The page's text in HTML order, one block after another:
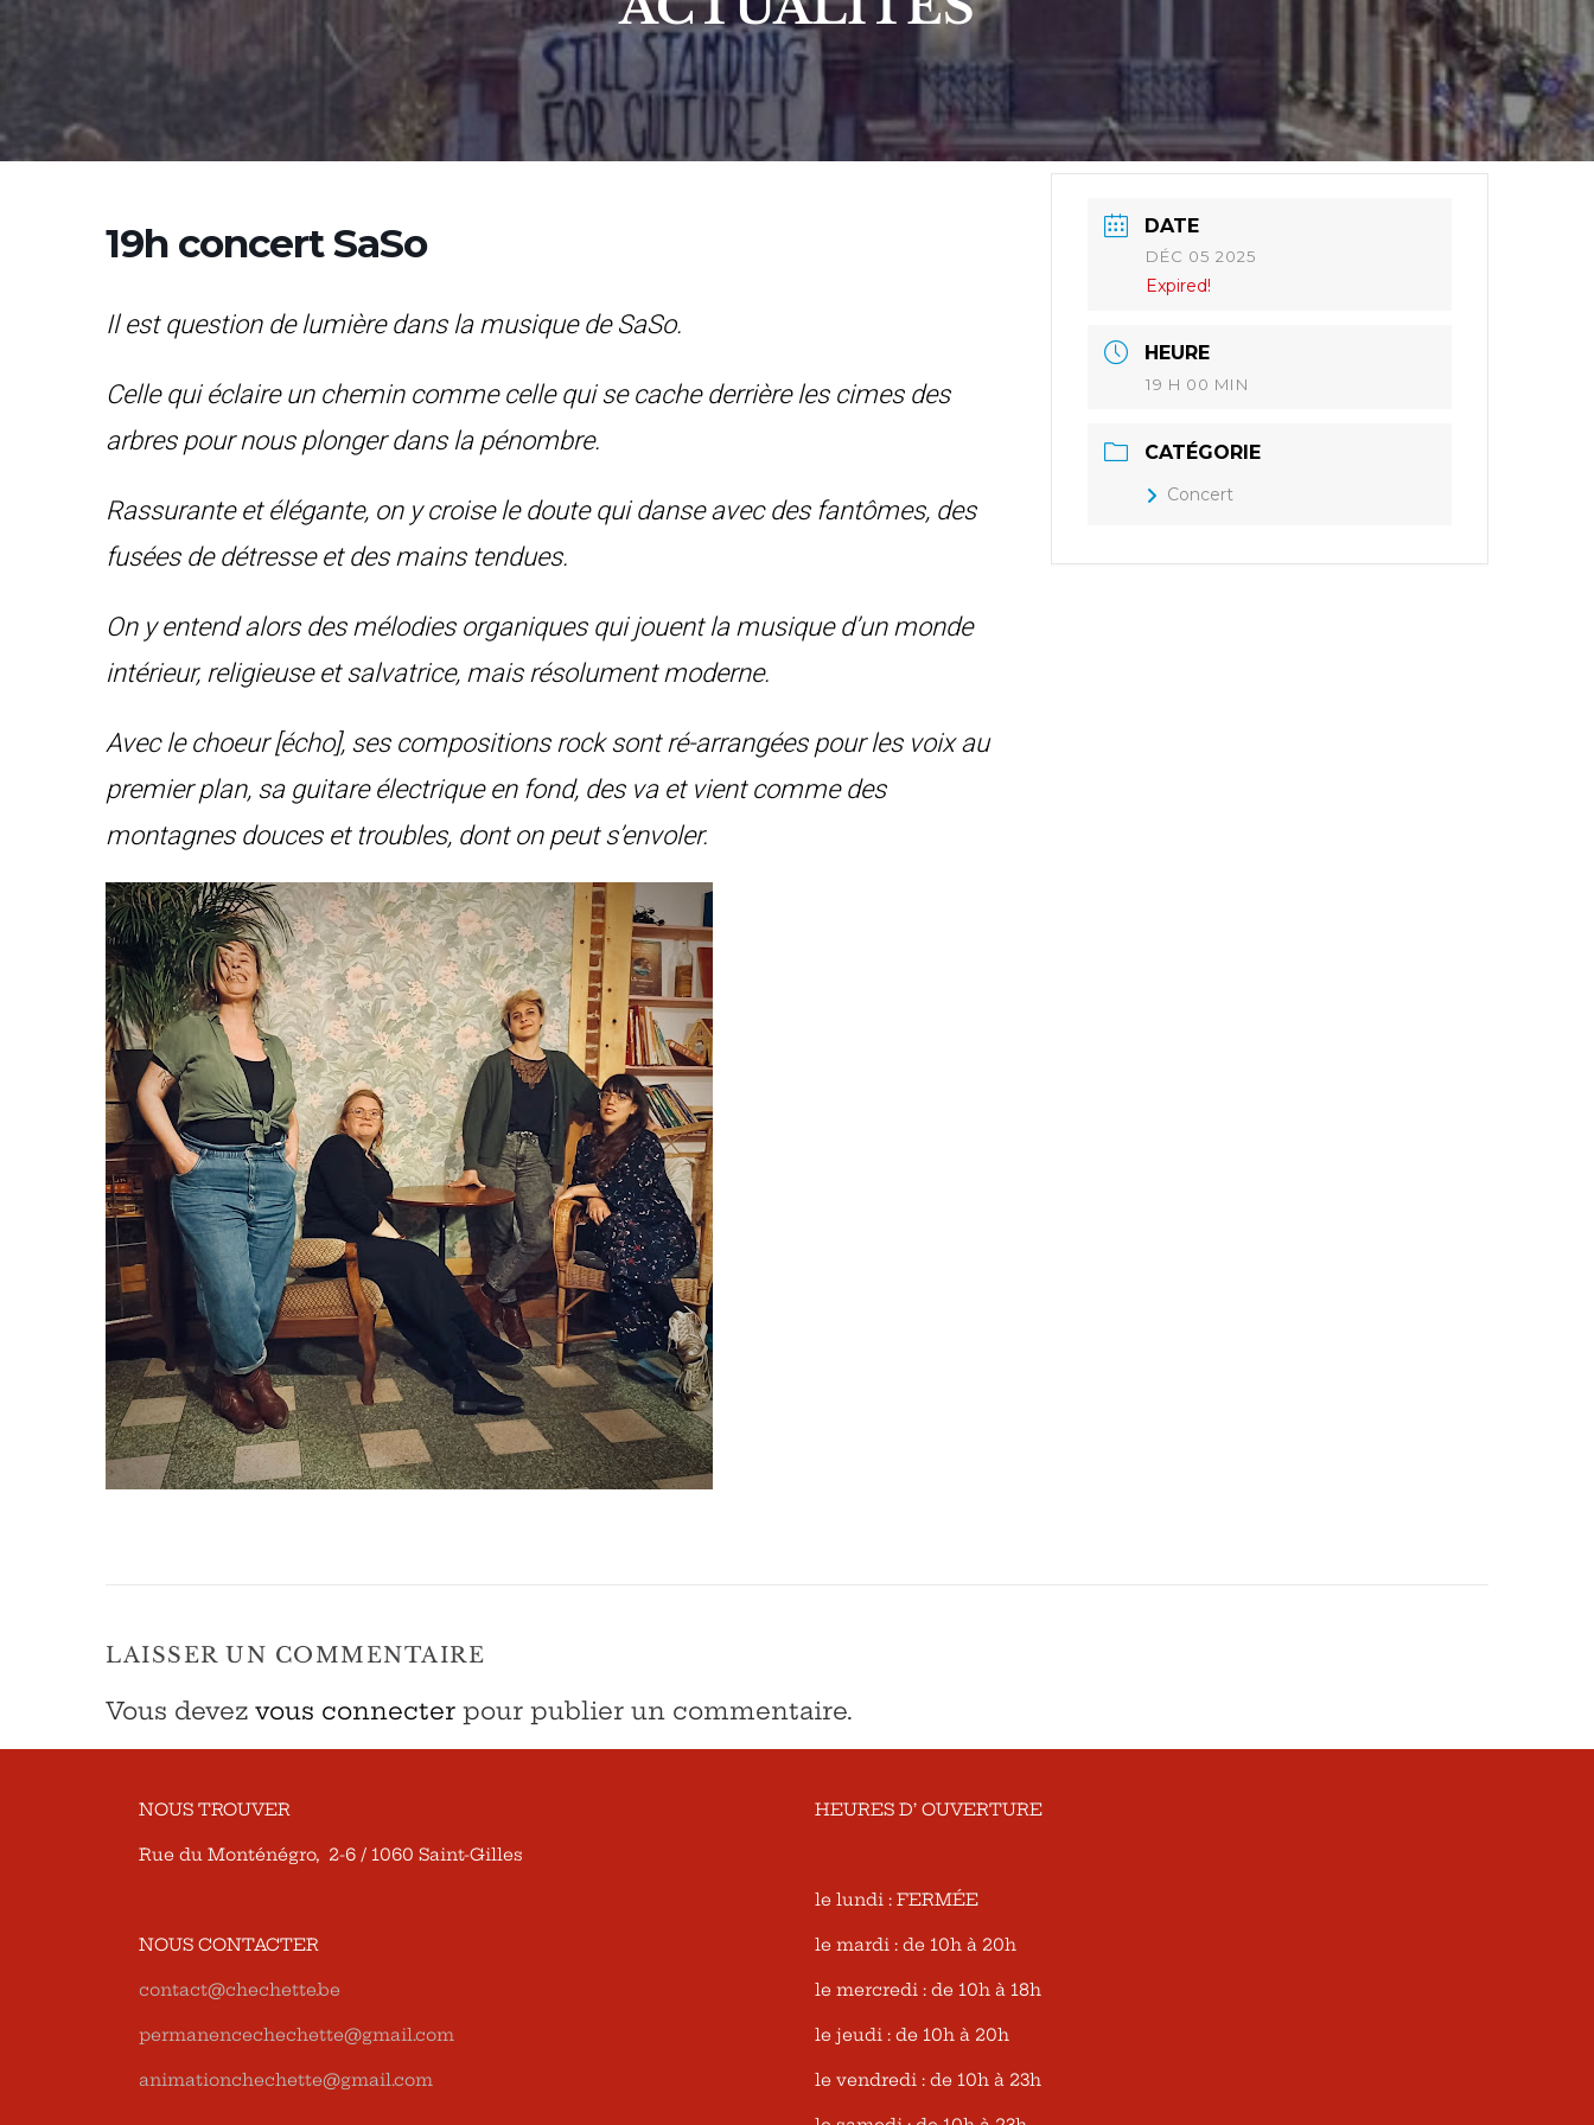
19h concert SaSo
Il est question de lumière dans la musique de SaSo.
Celle qui éclaire un chemin comme celle qui se cache derrière les cimes des
arbres pour nous plonger dans la pénombre.
Rassurante et élégante, on y croise le doute qui danse avec des fantômes, des
fusées de détresse et des mains tendues.
On y entend alors des mélodies organiques qui jouent la musique d’un monde
intérieur, religieuse et salvatrice, mais résolument moderne.
Avec le choeur [écho], ses compositions rock sont ré-arrangées pour les voix au
premier plan, sa guitare électrique en fond, des va et vient comme des
montagnes douces et troubles, dont on peut s’envoler.
DATE
DÉC 05 2025
Expired!
HEURE
19 H 00 MIN
CATÉGORIE
Concert
LAISSER UN COMMENTAIRE
Vous devez vous connecter pour publier un commentaire.
NOUS TROUVER
Rue du Monténégro, 2-6 / 1060 Saint-Gilles
NOUS CONTACTER
contact@chechette.be
permanencechechette@gmail.com
animationchechette@gmail.com
HEURES D’ OUVERTURE
le lundi : FERMÉE
le mardi : de 10h à 20h
le mercredi : de 10h à 18h
le jeudi : de 10h à 20h
le vendredi : de 10h à 23h